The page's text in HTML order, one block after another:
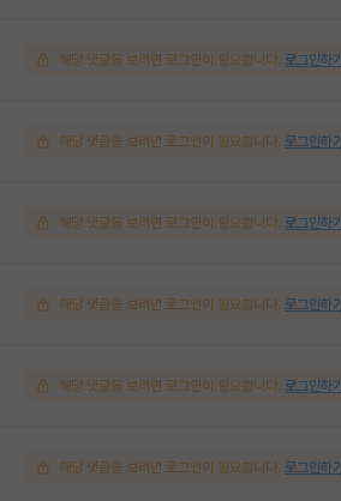
해당 댓글을 보려면 로그인이 필요합니다. 로그인하기
해당 댓글을 보려면 로그인이 필요합니다. 로그인하기
해당 댓글을 보려면 로그인이 필요합니다. 로그인하기
해당 댓글을 보려면 로그인이 필요합니다. 로그인하기
해당 댓글을 보려면 로그인이 필요합니다. 로그인하기
해당 댓글을 보려면 로그인이 필요합니다. 로그인하기